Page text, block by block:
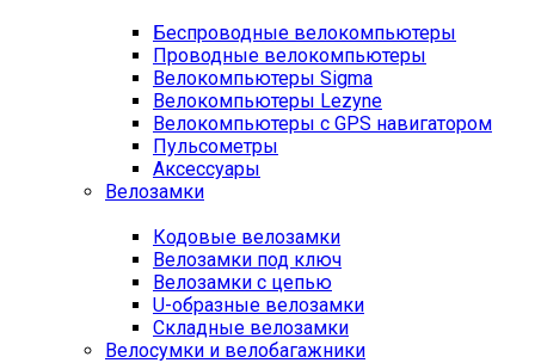
Беспроводные велокомпьютеры
Проводные велокомпьютеры
Велокомпьютеры Sigma
Велокомпьютеры Lezyne
Велокомпьютеры с GPS навигатором
Пульсометры
Аксессуары
Велозамки
Кодовые велозамки
Велозамки под ключ
Велозамки с цепью
U-образные велозамки
Складные велозамки
Велосумки и велобагажники